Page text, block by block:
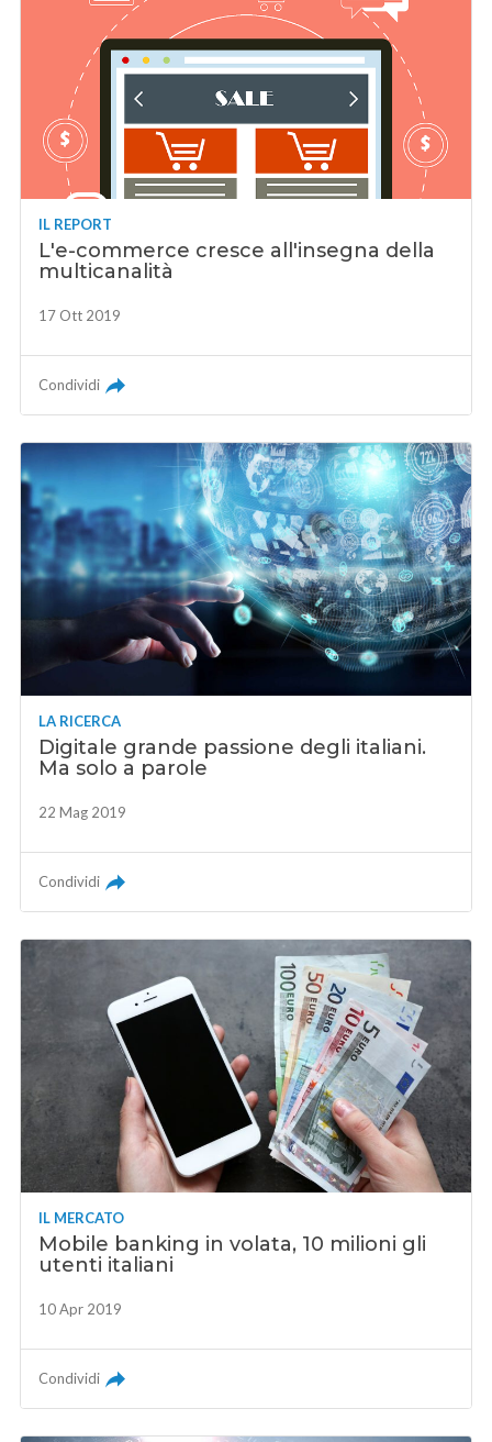
IL REPORT
L'e-commerce cresce all'insegna della
multicanalità
17 Ott 2019
Condividi
LA RICERCA
Digitale grande passione degli italiani.
Ma solo a parole
22 Mag 2019
Condividi
IL MERCATO
Mobile banking in volata, 10 milioni gli
utenti italiani
10 Apr 2019
Condividi